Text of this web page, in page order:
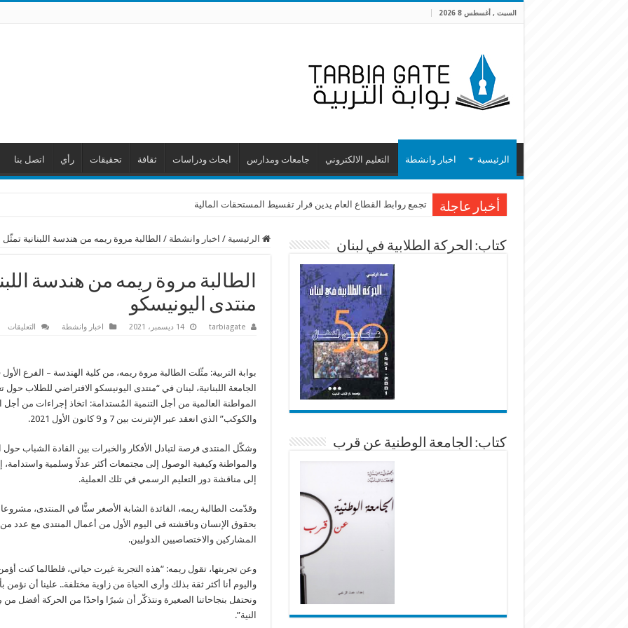
السبت , أغسطس 8 2026
الرئيسية اخبار وانشطة التعليم الالكتروني جامعات ومدارس ابحاث ودراسات ثقافة تحقيقات رأي اتصل بنا
أخبار عاجلة تجمع روابط القطاع العام يدين قرار تقسيط المستحقات المالية
الرئيسية / اخبار وانشطة / الطالبة مروة ريمه من هندسة اللبنانية
الطالبة مروة ريمه من هندسة
منتدى اليونيسكو
tarbiagate 14 ديسمبر، 2021 اخبار وانشطة التعليقات
بوابة التربية: مثّلت الطالبة مروة ريمه، من كلية الهندسة – الفرع
الجامعة اللبنانية، لبنان في “منتدى اليونيسكو الافتراضي للطلاب حول
المواطنة العالمية من أجل التنمية المُستدامة: اتخاذ إجراءات من أجل
والكوكب” الذي انعقد عبر الإنترنت بين 7 و 9 كانون الأول 2021.
وشكّل المنتدى فرصة لتبادل الأفكار والخبرات بين القادة الشباب حول
والمواطنة وكيفية الوصول إلى مجتمعات أكثر عدلًا وسلمية واستدامة،
إلى مناقشة دور التعليم الرسمي في تلك العملية.
وقدّمت الطالبة ريمه، القائدة الشابة الأصغر سنًّا في المنتدى،
بحقوق الإنسان وناقشته في اليوم الأول من أعمال المنتدى مع عدد
المشاركين والاختصاصيين الدوليين.
وعن تجربتها، تقول ريمه: “هذه التجربة غيرت حياتي، فلطالما كنت أؤمن
واليوم أنا أكثر ثقة بذلك وأرى الحياة من زاوية مختلفة.. علينا أن نؤمن
ونحتفل بنجاحاتنا الصغيرة ونتذكّر أن شبرًا واحدًا من الحركة أفضل
النية”.
كتاب: الحركة الطلابية في لبنان
كتاب: الجامعة الوطنية عن قرب